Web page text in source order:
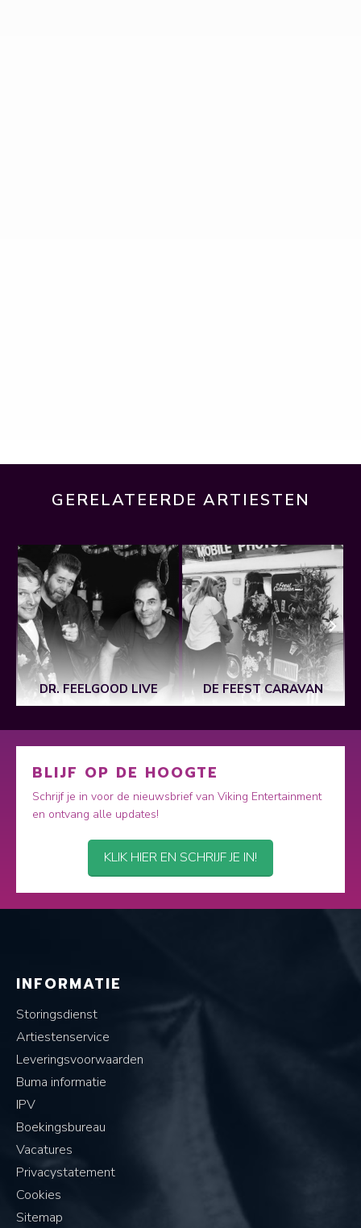
GERELATEERDE ARTIESTEN
DR. FEELGOOD LIVE DE FEEST CARAVAN
BLIJF OP DE HOOGTE
Schrijf je in voor de nieuwsbrief van Viking Entertainment
en ontvang alle updates!
KLIK HIER EN SCHRIJF JE IN!
INFORMATIE
Storingsdienst
Artiestenservice
Leveringsvoorwaarden
Buma informatie
IPV
Boekingsbureau
Vacatures
Privacystatement
Cookies
Sitemap